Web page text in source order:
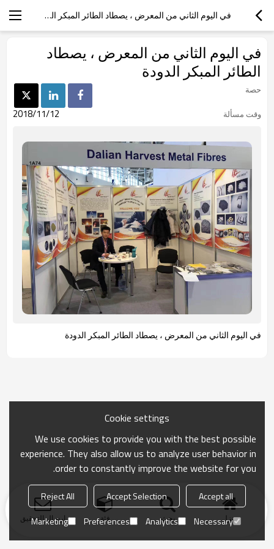
في اليوم الثاني من المعرض ، يصطاد الطائر المبكر الدودة
في اليوم الثاني من المعرض ، يصطاد
الطائر المبكر الدودة
حصة
وقت مسألة
2018/11/12
في اليوم الثاني من المعرض ، يصطاد الطائر المبكر الدودة
منزل بحث فئة ارسال التحقيق
Cookie settings
We use cookies to provide you with the best possible
experience. They also allow us to analyze user behavior in
order to constantly improve the website for you.
Accept all
Accept Selection
Reject All
Necessary
Analytics
Preferences
Marketing